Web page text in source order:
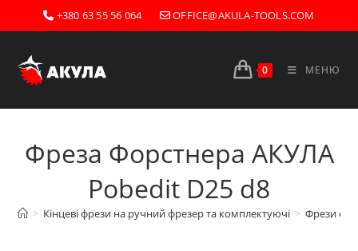
Перейти
до
+380 63 55 56 064 OFFICE@AKULA-TOOLS.COM
0 МЕНЮ
Фреза Форстнера AКУЛА
Pobedit D25 d8
> Кінцеві фрези на ручний фрезер та комплектуючі > Фрези